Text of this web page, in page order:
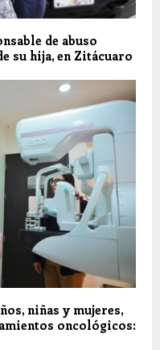
de abuso
su hija, en Zitácuaro
niñas y mujeres,
oncológicos: